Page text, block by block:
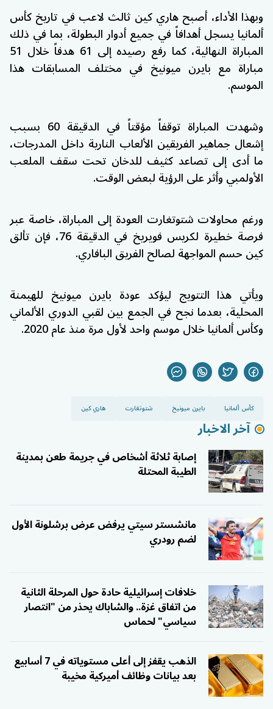
وبهذا الأداء، أصبح هاري كين ثالث لاعب في تاريخ كأس
ألمانيا يسجل أهدافاً في جميع أدوار البطولة، بما في ذلك
المباراة النهائية، كما رفع رصيده إلى 61 هدفاً خلال 51
مباراة مع بايرن ميونيخ في مختلف المسابقات هذا
الموسم.
وشهدت المباراة توقفاً مؤقتاً في الدقيقة 60 بسبب
إشعال جماهير الفريقين الألعاب النارية داخل المدرجات،
ما أدى إلى تصاعد كثيف للدخان تحت سقف الملعب
الأولمبي وأثر على الرؤية لبعض الوقت.
ورغم محاولات شتوتغارت العودة إلى المباراة، خاصة عبر
فرصة خطيرة لكريس فويريخ في الدقيقة 76، فإن تألق
كين حسم المواجهة لصالح الفريق البافاري.
ويأتي هذا التتويج ليؤكد عودة بايرن ميونيخ للهيمنة
المحلية، بعدما نجح في الجمع بين لقبي الدوري الألماني
وكأس ألمانيا خلال موسم واحد لأول مرة منذ عام 2020.
كأس ألمانيا بايرن ميونيخ شتوتغارت هاري كين
آخر الاخبار
إصابة ثلاثة أشخاص في جريمة طعن بمدينة
الطيبة المحتلة
مانشستر سيتي يرفض عرض برشلونة الأول
لضم رودري
خلافات إسرائيلية حادة حول المرحلة الثانية
من اتفاق غزة.. والشاباك يحذر من "انتصار
سياسي" لحماس
الذهب يقفز إلى أعلى مستوياته في 7 أسابيع
بعد بيانات وظائف أميركية مخيبة